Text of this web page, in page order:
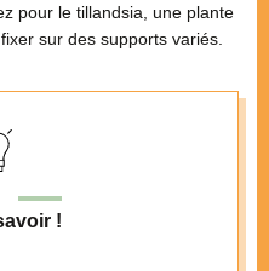
pour le tillandsia, une plante
sur des supports variés.
!